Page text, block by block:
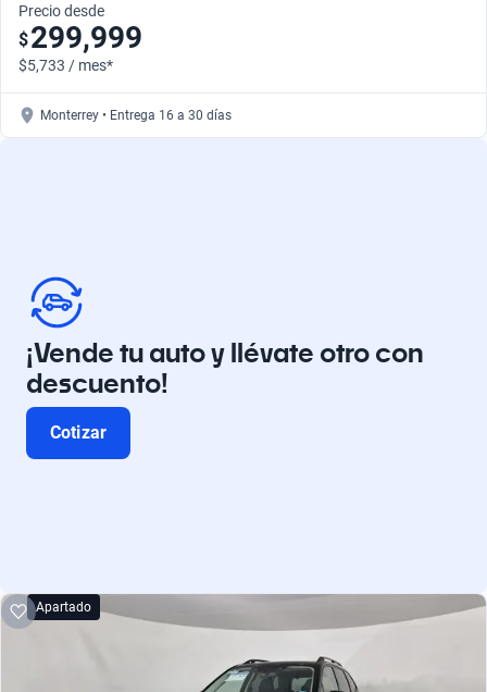
Precio desde
$299,999
$5,733 / mes*
Monterrey • Entrega 16 a 30 días
¡Vende tu auto y llévate otro con
descuento!
Cotizar
Apartado